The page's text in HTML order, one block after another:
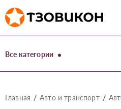
Все категории
Главная Авто и транспорт